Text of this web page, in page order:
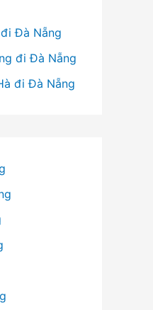
Đà Nẵng
đi Đà Nẵng
đi Đà Nẵng